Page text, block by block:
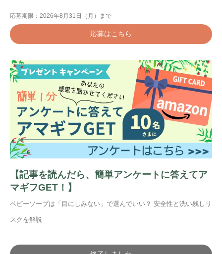
応募期限：2026年8月31日（月）まで
応募はこちら
【記事を読んだら、簡単アンケートに答えてア
マギフGET！】
ベビーソープは「目にしみない」で選んでいい？ 安全性と洗い残しリ
スクを解説